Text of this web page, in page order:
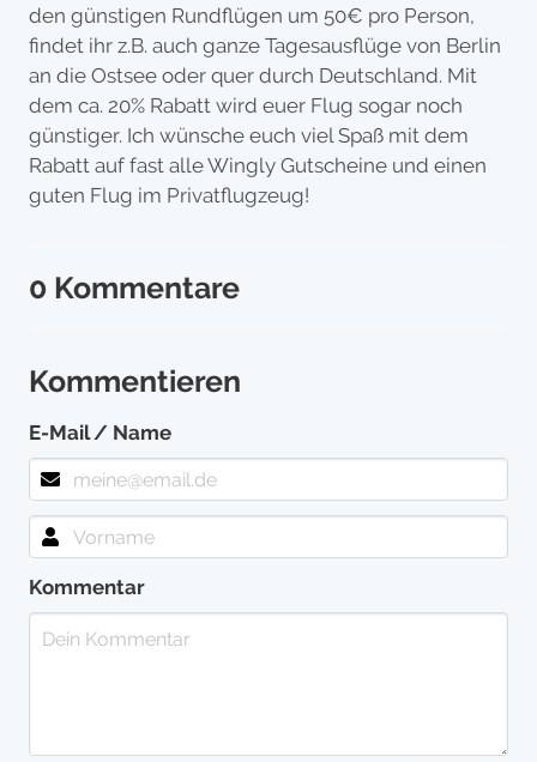
den günstigen Rundflügen um 50€ pro Person,
findet ihr z.B. auch ganze Tagesausflüge von Berlin
an die Ostsee oder quer durch Deutschland. Mit
dem ca. 20% Rabatt wird euer Flug sogar noch
günstiger. Ich wünsche euch viel Spaß mit dem
Rabatt auf fast alle Wingly Gutscheine und einen
guten Flug im Privatflugzeug!
0 Kommentare
Kommentieren
E-Mail / Name
Kommentar